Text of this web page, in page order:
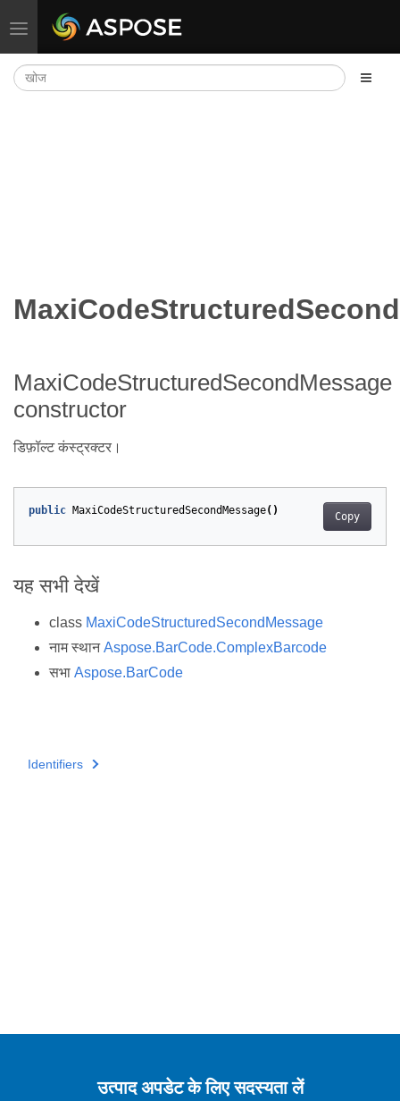
नेविगेशन टॉगल करें
MaxiCodeStructuredSecondMessage
constructor
डिफ़ॉल्ट कंस्ट्रक्टर।
Copy
public MaxiCodeStructuredSecondMessage()
यह सभी देखें
class MaxiCodeStructuredSecondMessage
नाम स्थानAspose.BarCode.ComplexBarcode
सभा Aspose.BarCode
Identifiers
उत्पाद अपडेट के लिए सदस्यता लें